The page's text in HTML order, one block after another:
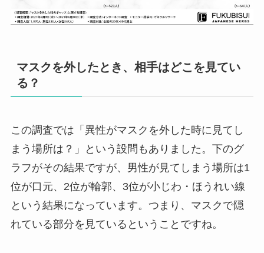
マスクを外したとき、相手はどこを見てい
る？
この調査では「異性がマスクを外した時に見てし
まう場所は？」という設問もありました。下のグ
ラフがその結果ですが、男性が見てしまう場所は1
位が口元、2位が輪郭、3位が小じわ・ほうれい線
という結果になっています。つまり、マスクで隠
れている部分を見ているということですね。